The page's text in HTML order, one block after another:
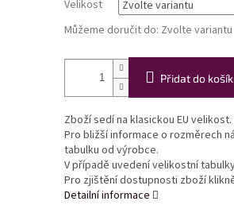
Velikost
Můžeme doručit do: Zvolte variantu
Přidat do
Zboží sedí na klasickou EU
Pro bližší informace o rozměrech
tabulku od výrobce.
V případě uvedení velikostní
Pro zjištění dostupnosti zboží
Detailní informace